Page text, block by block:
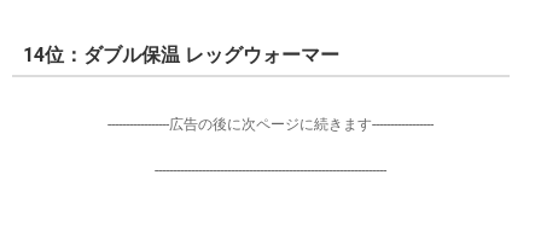
14位：ダブル保温 レッグウォーマー
-----------------広告の後に次ページに続きます-----------------
----------------------------------------------------------------